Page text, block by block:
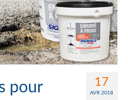
17
AVR 2018
pour